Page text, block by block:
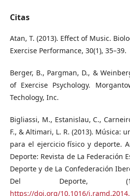
Citas
Atan, T. (2013). Effect of Music.
Exercise Performance, 30(1), 35–39.
Berger, B., Pargman, D., &
of Exercise Psychology.
Techology, Inc.
Bigliassi, M., Estanislau, C.,
F., & Altimari, L. R. (2013). Música:
para el ejercicio físico y deporte.
Deporte: Revista de La Federación
Deporte y de La Confederación
Del Deporte,
https://doi.org/10.1016/